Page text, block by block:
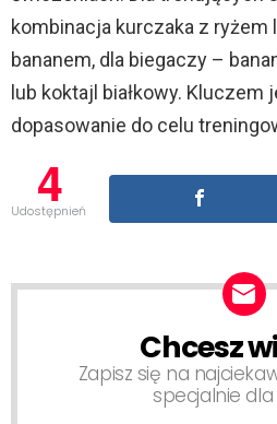
kombinacja kurczaka z ryżem
bananem, dla biegaczy –
lub koktajl białkowy. Kluczem
dopasowanie do celu
4
Udostępnień
NEWSLETTERChcesz
Zapisz się na
specjalnie dla